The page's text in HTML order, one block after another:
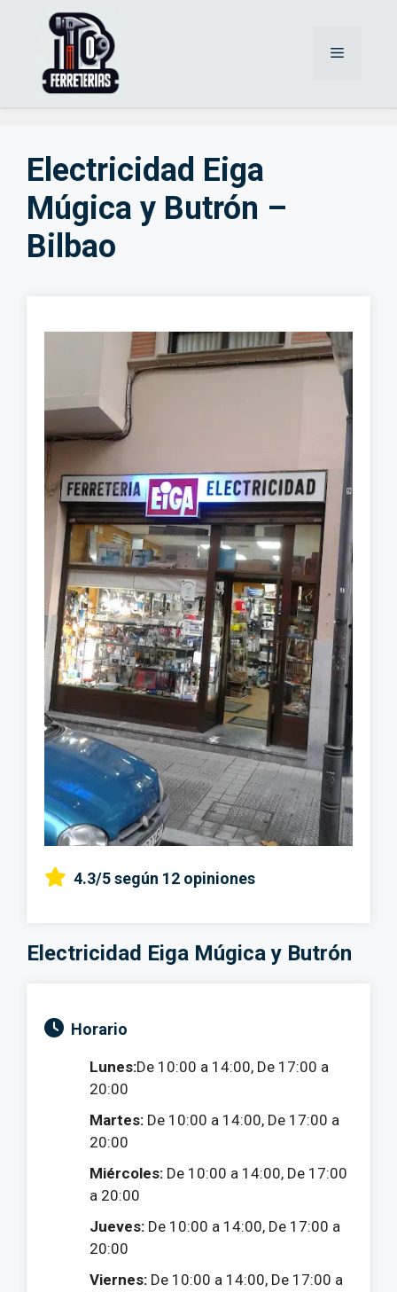
Menú
Electricidad Eiga
Múgica y Butrón –
Bilbao
4.3/5según 12 opiniones
Electricidad Eiga Múgica y Butrón
Horario
Lunes:De 10:00 a 14:00, De 17:00 a
20:00
Martes: De 10:00 a 14:00, De 17:00 a
20:00
Miércoles: De 10:00 a 14:00, De 17:00
a 20:00
Jueves: De 10:00 a 14:00, De 17:00 a
20:00
Viernes: De 10:00 a 14:00, De 17:00 a